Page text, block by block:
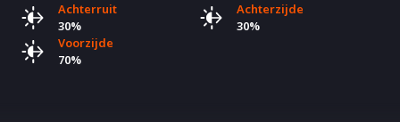
Achterruit
30%
Achterzijde
30%
Voorzijde
70%